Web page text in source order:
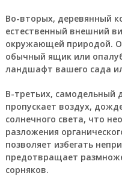
Во-вторых, деревянный
естественный внешний
окружающей природой.
обычный ящик или
ландшафт вашего сада
В-третьих, самодельный
пропускает воздух,
солнечного света, что
разложения
позволяет избегать
предотвращает
сорняков.